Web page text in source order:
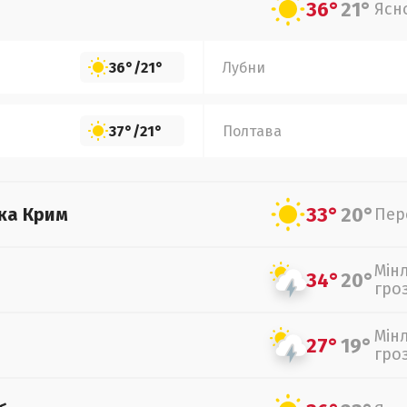
36°21°
36°/21° Лубни
37°/21° Полтава
Крим 33°20°
34°20°
27°19°